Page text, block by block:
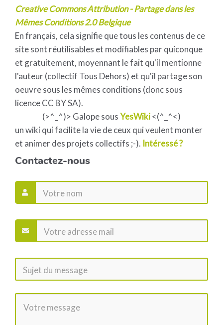
Creative Commons Attribution - Partage dans les
Mêmes Conditions 2.0 Belgique
En français, cela signifie que tous les contenus de ce
site sont réutilisables et modifiables par quiconque
et gratuitement, moyennant le fait qu'il mentionne
l'auteur (collectif Tous Dehors) et qu'il partage son
oeuvre sous les mêmes conditions (donc sous
licence CC BY SA).
(>^_^)> Galope sousYesWiki<(^_^<)
un wiki qui facilite la vie de ceux qui veulent monter
et animer des projets collectifs ;-). Intéressé ?
Contactez-nous